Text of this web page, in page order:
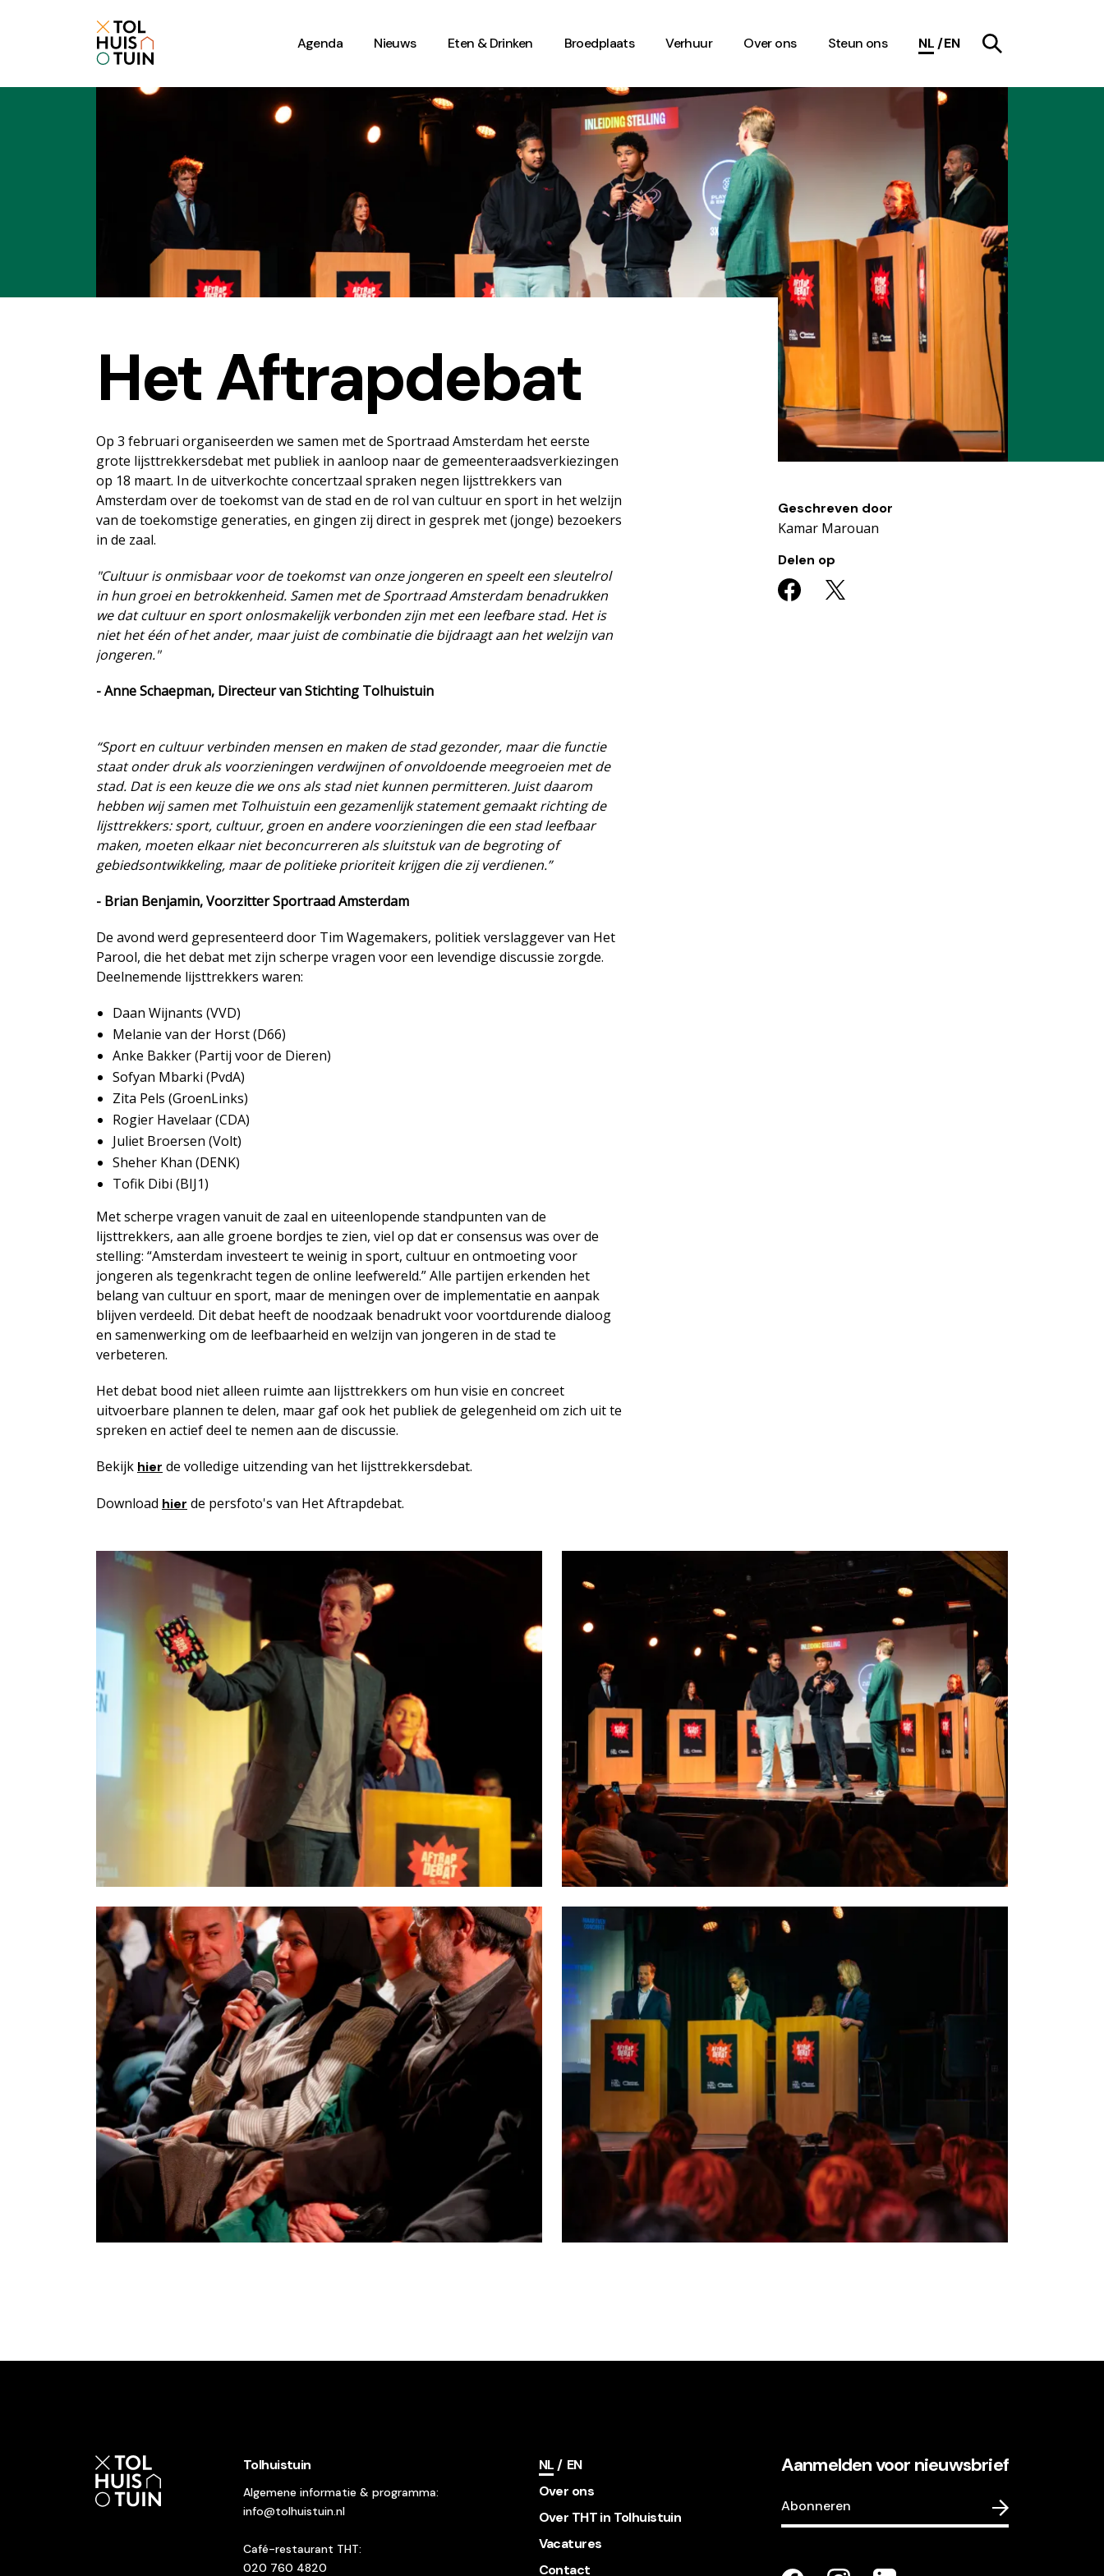
Agenda Nieuws Eten & Drinken Broedplaats Verhuur Over ons Steun ons NL EN
Geschreven door
Kamar Marouan
Delen op
Het Aftrapdebat
Op 3 februari organiseerden we samen met de Sportraad Amsterdam het eerste
grote lijsttrekkersdebat met publiek in aanloop naar de gemeenteraadsverkiezingen
op 18 maart. In de uitverkochte concertzaal spraken negen lijsttrekkers van
Amsterdam over de toekomst van de stad en de rol van cultuur en sport in het welzijn
van de toekomstige generaties, en gingen zij direct in gesprek met (jonge) bezoekers
in de zaal.
"Cultuur is onmisbaar voor de toekomst van onze jongeren en speelt een sleutelrol
in hun groei en betrokkenheid. Samen met de Sportraad Amsterdam benadrukken
we dat cultuur en sport onlosmakelijk verbonden zijn met een leefbare stad. Het is
niet het één of het ander, maar juist de combinatie die bijdraagt aan het welzijn van
jongeren."
- Anne Schaepman, Directeur van Stichting Tolhuistuin
“Sport en cultuur verbinden mensen en maken de stad gezonder, maar die functie
staat onder druk als voorzieningen verdwijnen of onvoldoende meegroeien met de
stad. Dat is een keuze die we ons als stad niet kunnen permitteren. Juist daarom
hebben wij samen met Tolhuistuin een gezamenlijk statement gemaakt richting de
lijsttrekkers: sport, cultuur, groen en andere voorzieningen die een stad leefbaar
maken, moeten elkaar niet beconcurreren als sluitstuk van de begroting of
gebiedsontwikkeling, maar de politieke prioriteit krijgen die zij verdienen.”
- Brian Benjamin, Voorzitter Sportraad Amsterdam
De avond werd gepresenteerd door Tim Wagemakers, politiek verslaggever van Het
Parool, die het debat met zijn scherpe vragen voor een levendige discussie zorgde.
Deelnemende lijsttrekkers waren:
Daan Wijnants (VVD)
Melanie van der Horst (D66)
Anke Bakker (Partij voor de Dieren)
Sofyan Mbarki (PvdA)
Zita Pels (GroenLinks)
Rogier Havelaar (CDA)
Juliet Broersen (Volt)
Sheher Khan (DENK)
Tofik Dibi (BIJ1)
Met scherpe vragen vanuit de zaal en uiteenlopende standpunten van de
lijsttrekkers, aan alle groene bordjes te zien, viel op dat er consensus was over de
stelling: “Amsterdam investeert te weinig in sport, cultuur en ontmoeting voor
jongeren als tegenkracht tegen de online leefwereld.” Alle partijen erkenden het
belang van cultuur en sport, maar de meningen over de implementatie en aanpak
blijven verdeeld. Dit debat heeft de noodzaak benadrukt voor voortdurende dialoog
en samenwerking om de leefbaarheid en welzijn van jongeren in de stad te
verbeteren.
Het debat bood niet alleen ruimte aan lijsttrekkers om hun visie en concreet
uitvoerbare plannen te delen, maar gaf ook het publiek de gelegenheid om zich uit te
spreken en actief deel te nemen aan de discussie.
Bekijk hier de volledige uitzending van het lijsttrekkersdebat.
Download hier de persfoto's van Het Aftrapdebat.
Tolhuistuin
Algemene informatie & programma:
info@tolhuistuin.nl
Café-restaurant THT:
020 760 4820
NL
EN
Over ons
Over THT in Tolhuistuin
Vacatures
Contact
Aanmelden voor nieuwsbrief
Abonneren